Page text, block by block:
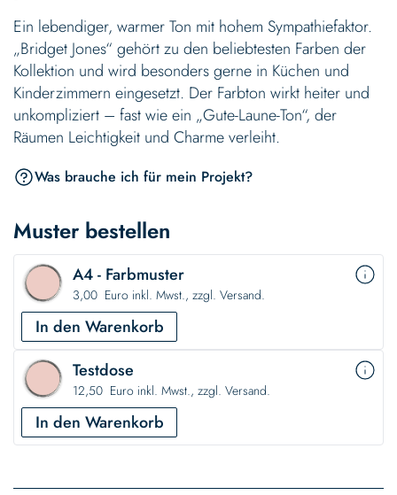
Ein lebendiger, warmer Ton mit hohem Sympathiefaktor.
„Bridget Jones“ gehört zu den beliebtesten Farben der
Kollektion und wird besonders gerne in Küchen und
Kinderzimmern eingesetzt. Der Farbton wirkt heiter und
unkompliziert – fast wie ein „Gute-Laune-Ton“, der
Räumen Leichtigkeit und Charme verleiht.
Was brauche ich für mein Projekt?
Muster bestellen
A4 - Farbmuster
3,00 Euro inkl. Mwst., zzgl. Versand.
In den Warenkorb
Testdose
12,50 Euro inkl. Mwst., zzgl. Versand.
In den Warenkorb